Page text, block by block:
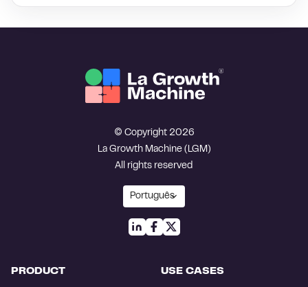
© Copyright 2026
La Growth Machine (LGM)
All rights reserved
PRODUCT USE CASES